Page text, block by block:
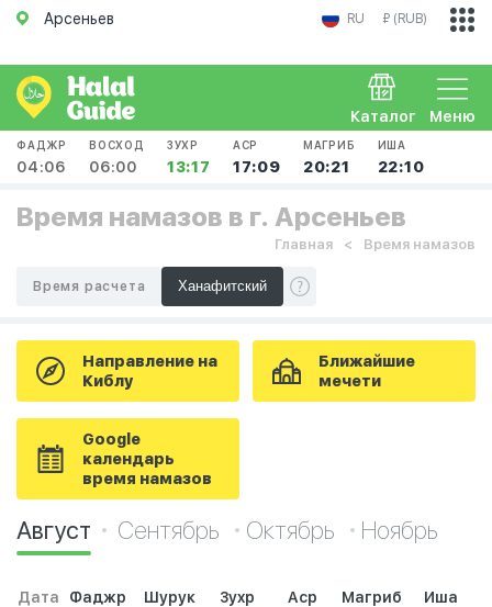
Арсеньев RU ₽ (RUB)
Меню
Каталог
ФАДЖР
04:06
ВОСХОД
06:00
ЗУХР
13:17
АСР
17:09
МАГРИБ
20:21
ИША
22:10
Время намазов в г. Арсеньев
Главная Время намазов
Время расчета
Направление на
Киблу
Ближайшие
мечети
Google
календарь
время намазов
Август Сентябрь Октябрь Ноябрь
Дата Фаджр Шурук Зухр Аср Магриб Иша